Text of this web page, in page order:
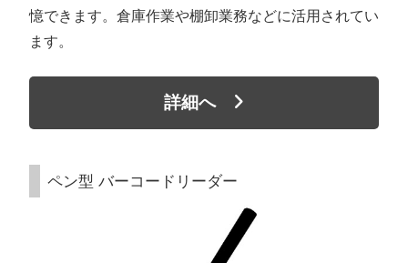
憶できます。倉庫作業や棚卸業務などに活用されてい
ます。
詳細へ
ペン型 バーコードリーダー